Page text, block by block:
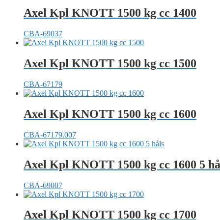
Axel Kpl KNOTT 1500 kg cc 1400
CBA-69037
Axel Kpl KNOTT 1500 kg cc 1500
CBA-67179
Axel Kpl KNOTT 1500 kg cc 1600
CBA-67179.007
Axel Kpl KNOTT 1500 kg cc 1600 5
CBA-69007
Axel Kpl KNOTT 1500 kg cc 1700